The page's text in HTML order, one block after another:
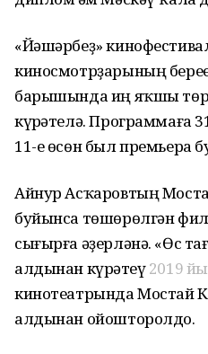
«Йәшәрбеҙ»
киносмотрҙарының
барышында иң яҡшы
күрһәтелә. Программаға
11-е өсөн был премьера
Айнур Асҡаровтың
буйынса төшөрөлгән
сығырға әҙерләнә. «Өс
алдынан күрһәтеү2019
кинотеатрында Мостай
алдынан ойошторолдо.